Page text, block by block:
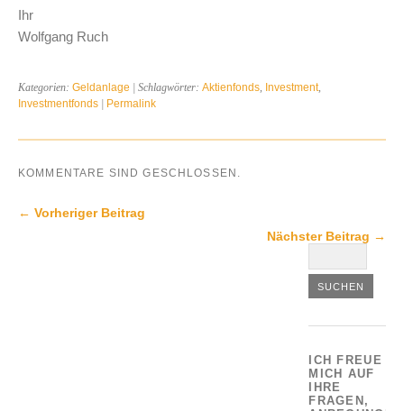
Ihr
Wolfgang Ruch
Kategorien: Geldanlage | Schlagwörter: Aktienfonds Investment,
Investmentfonds | Permalink
KOMMENTARE SIND GESCHLOSSEN.
← Vorheriger Beitrag
Nächster Beitrag →
ICH FREUE
MICH AUF
IHRE
FRAGEN,